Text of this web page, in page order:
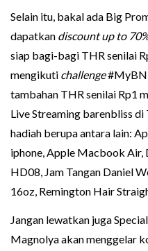
Selain itu, bakal ada Big
dapatkan discount up to
siap bagi-bagi THR senilai
mengikuti challenge
tambahan THR senilai Rp1
Live Streaming barenbliss
hadiah berupa antara lain:
iphone, Apple Macbook Air,
HD08, Jam Tangan Daniel
16oz, Remington Hair
Jangan lewatkan juga
Magnolya akan menggelar